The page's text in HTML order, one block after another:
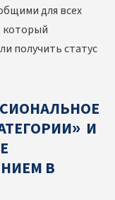
для всех
который
получить статус
И
В